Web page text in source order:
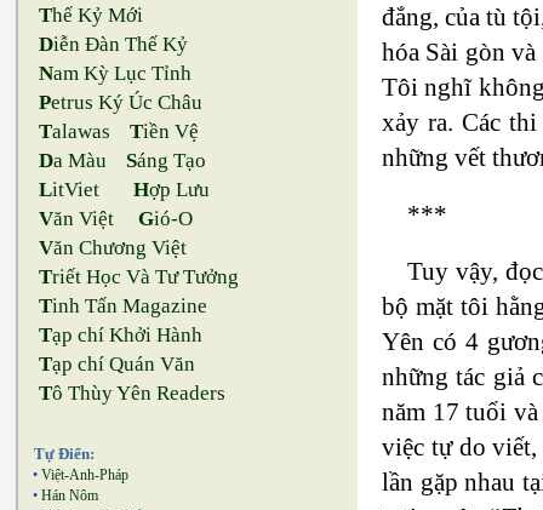
Thế Kỷ Mới
Diễn Đàn Thế Kỷ
Nam Kỳ Lục Tỉnh
Petrus Ký Úc Châu
Talawas Tiền Vệ
Da Màu Sáng Tạo
LitViet Hợp Lưu
Văn Việt Gió-O
Văn Chương Việt
Triết Học Và Tư Tưởng
Tinh Tấn Magazine
Tạp chí Khởi Hành
Tạp chí Quán Văn
Tô Thùy Yên Readers
Tự Điển:
• Việt-Anh-Pháp
• Hán Nôm
đắng, của tù
hóa Sài gòn
Tôi nghĩ
xảy ra. Các
những vết
***
Tuy vậy,
bộ mặt tôi
Yên có 4
những tác giả
năm 17 tuổi
việc tự do
lần gặp nhau